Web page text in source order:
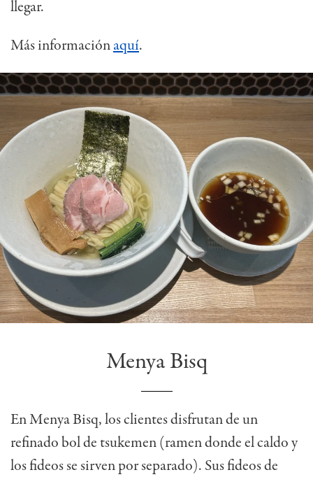
llegar.
Más informaciónaquí.
Menya Bisq
En Menya Bisq, los clientes disfrutan de un
refinado bol de tsukemen (ramen donde el caldo y
los fideos se sirven por separado). Sus fideos de